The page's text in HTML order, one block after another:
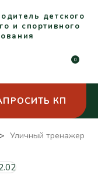
детского
и спортивного
0
КП
Уличный тренажер